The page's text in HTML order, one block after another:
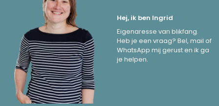
Hej, ik ben Ingrid
Eigenaresse van blikfang.
Heb je een vraag? Bel, mail of
WhatsApp mij gerust en ik ga
je helpen.